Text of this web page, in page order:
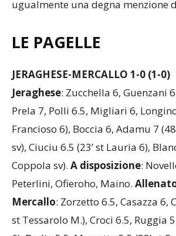
la sconfitta, ma la sua prestazione
JERAGHESE-MERCALLO 1-0 (1-0)
Jeraghese: Zucchella 6, Guenzani
Prela 7, Polli 6.5, Migliari 6,
Francioso 6), Boccia 6, Adamu 7
sv), Ciuciu 6.5 (23’ st Lauria 6),
Coppola sv).A disposizione:
Peterlini, Ofieroho, Maino.
Mercallo: Zorzetto 6.5, Casazza 6,